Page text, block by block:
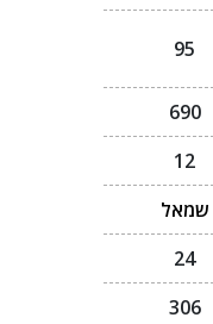
95
690
12
שמאל
24
306